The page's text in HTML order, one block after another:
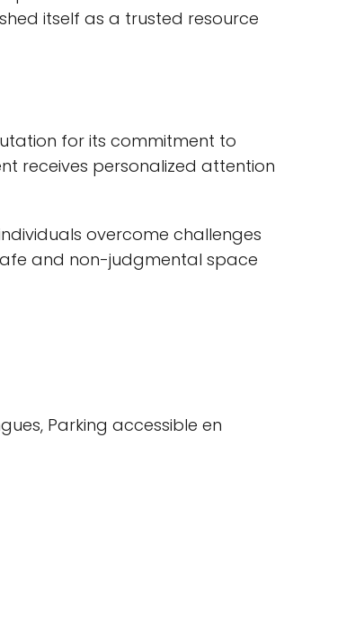
itself as a trusted resource
for its commitment to
receives personalized attention
overcome challenges
and non-judgmental space
Parking accessible en